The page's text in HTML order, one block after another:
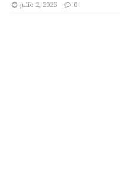
julio 2, 2026 0